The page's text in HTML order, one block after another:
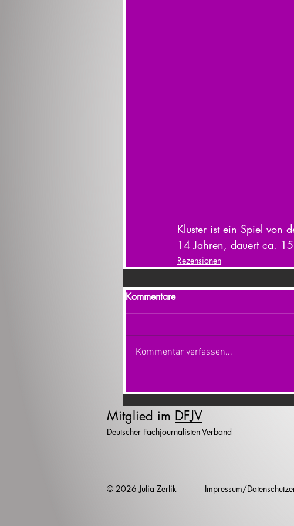
Kluster ist ein Spiel von
14 Jahren, dauert ca.
Rezensionen
Kommentare
Kommentar verfassen...
Mitglied im DFJV
Deutscher Fachjournalisten-Verband
© 2026 Julia Zerlik Impressum/